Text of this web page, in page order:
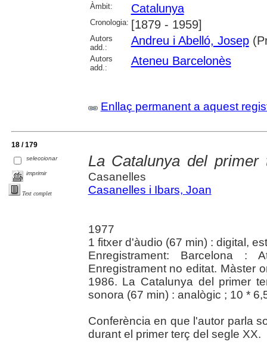
Àmbit: Catalunya
Cronologia: [1879 - 1959]
Autors
add.:
Andreu i Abelló, Josep
Autors
add.:
Ateneu Barcelonès
Enllaç permanent a aquest
18 / 179
seleccionar
imprimir
Text complet
La Catalunya del
Casanelles
Casanelles i Ibars, Joan
1977
1 fitxer d'àudio (67 min) : digital,
Enregistrament: Barcelona :
Enregistrament no editat. Màster
1986. La Catalunya del primer
sonora (67 min) : analògic ; 10 *
Conferència en que l'autor parla
durant el primer terç del segle XX.